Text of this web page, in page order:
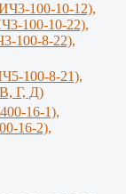
100-10-12),
100-10-22),
100-8-22),
100-8-21),
Г, Д)
16-1),
16-2),